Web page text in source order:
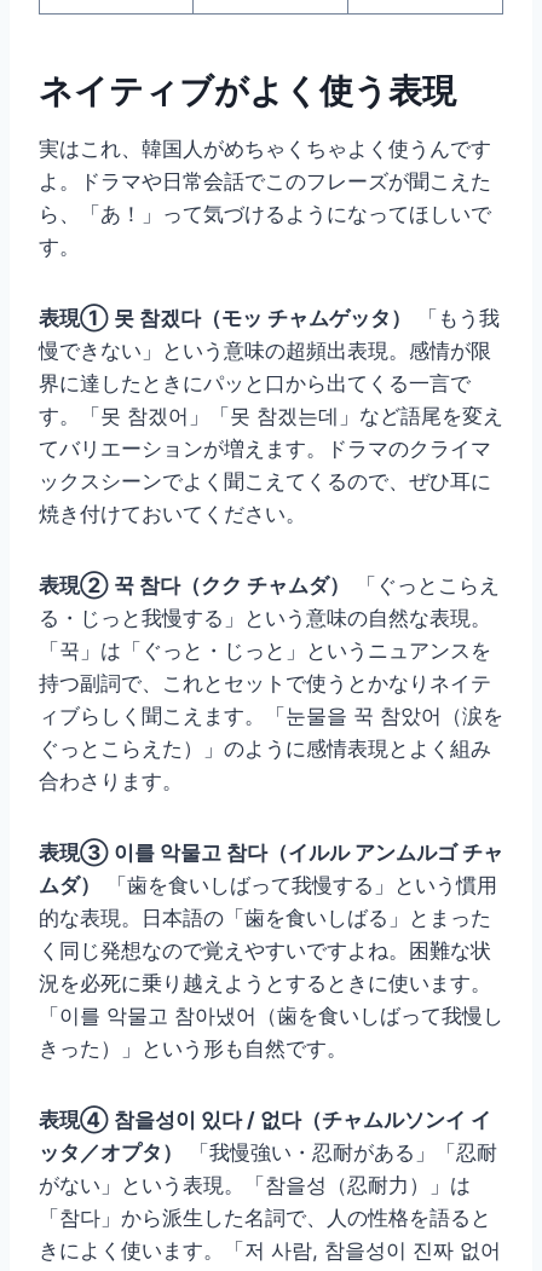
ネイティブがよく使う表現
実はこれ、韓国人がめちゃくちゃよく使うんです
よ。ドラマや日常会話でこのフレーズが聞こえた
ら、「あ！」って気づけるようになってほしいで
す。
表現① 못 참겠다（モッ チャムゲッタ）
「もう我
慢できない」という意味の超頻出表現。感情が限
界に達したときにパッと口から出てくる一言で
す。「못 참겠어」「못 참겠는데」など語尾を変え
てバリエーションが増えます。ドラマのクライマ
ックスシーンでよく聞こえてくるので、ぜひ耳に
焼き付けておいてください。
表現② 꾹 참다（クク チャムダ）
「ぐっとこらえ
る・じっと我慢する」という意味の自然な表現。
「꾹」は「ぐっと・じっと」というニュアンスを
持つ副詞で、これとセットで使うとかなりネイテ
ィブらしく聞こえます。「눈물을 꾹 참았어（涙を
ぐっとこらえた）」のように感情表現とよく組み
合わさります。
表現③ 이를 악물고 참다（イルル アンムルゴ チャ
ムダ）
「歯を食いしばって我慢する」という慣用
的な表現。日本語の「歯を食いしばる」とまった
く同じ発想なので覚えやすいですよね。困難な状
況を必死に乗り越えようとするときに使います。
「이를 악물고 참아냈어（歯を食いしばって我慢し
きった）」という形も自然です。
表現④ 참을성이 있다 / 없다（チャムルソンイ イ
ッタ／オプタ）
「我慢強い・忍耐がある」「忍耐
がない」という表現。「참을성（忍耐力）」は
「참다」から派生した名詞で、人の性格を語ると
きによく使います。「저 사람, 참을성이 진짜 없어